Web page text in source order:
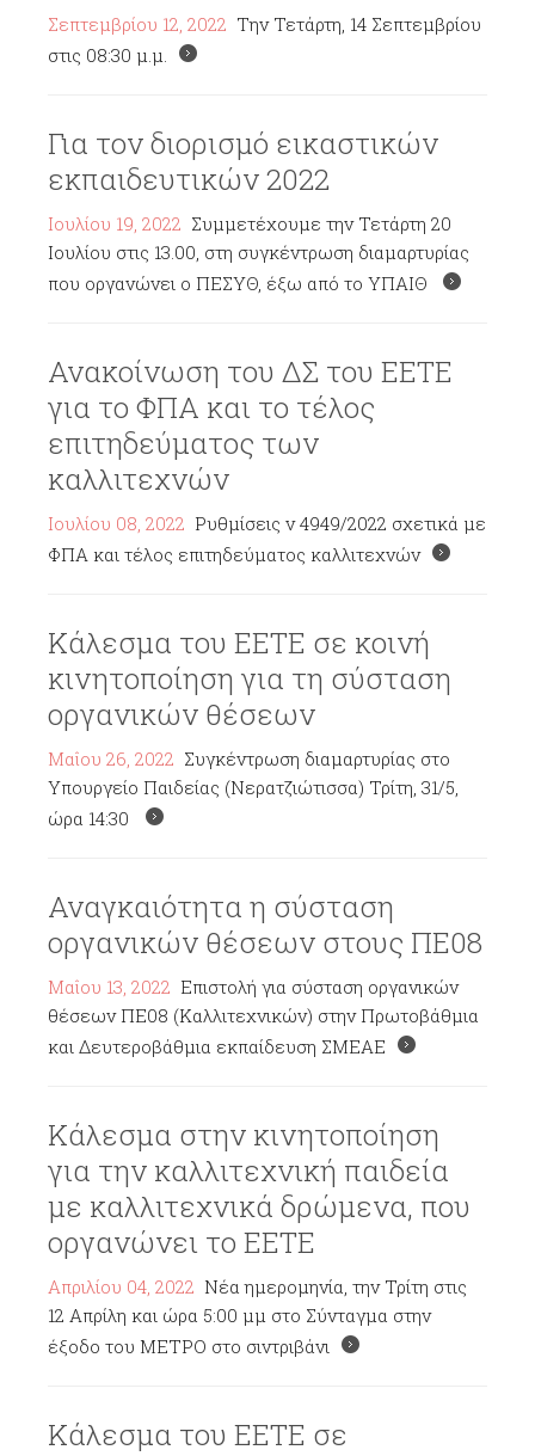
Σεπτεμβρίου 12, 2022 Την Τετάρτη, 14 Σεπτεμβρίου
στις 08:30 μ.μ.
Για τον διορισμό εικαστικών
εκπαιδευτικών 2022
Ιουλίου 19, 2022 Συμμετέχουμε την Τετάρτη 20
Ιουλίου στις 13.00, στη συγκέντρωση διαμαρτυρίας
που οργανώνει ο ΠΕΣΥΘ, έξω από το ΥΠΑΙΘ
Ανακοίνωση του ΔΣ του ΕΕΤΕ
για το ΦΠΑ και το τέλος
επιτηδεύματος των
καλλιτεχνών
Ιουλίου 08, 2022 Ρυθμίσεις ν 4949/2022 σχετικά με
ΦΠΑ και τέλος επιτηδεύματος καλλιτεχνών
Κάλεσμα του ΕΕΤΕ σε κοινή
κινητοποίηση για τη σύσταση
οργανικών θέσεων
Μαΐου 26, 2022 Συγκέντρωση διαμαρτυρίας στο
Υπουργείο Παιδείας (Νερατζιώτισσα) Τρίτη, 31/5,
ώρα 14:30
Αναγκαιότητα η σύσταση
οργανικών θέσεων στους ΠΕ08
Μαΐου 13, 2022 Επιστολή για σύσταση οργανικών
θέσεων ΠΕ08 (Καλλιτεχνικών) στην Πρωτοβάθμια
και Δευτεροβάθμια εκπαίδευση ΣΜΕΑΕ
Κάλεσμα στην κινητοποίηση
για την καλλιτεχνική παιδεία
με καλλιτεχνικά δρώμενα, που
οργανώνει το ΕΕΤΕ
Απριλίου 04, 2022 Νέα ημερομηνία, την Τρίτη στις
12 Απρίλη και ώρα 5:00 μμ στο Σύνταγμα στην
έξοδο του ΜΕΤΡΟ στο σιντριβάνι
Κάλεσμα του ΕΕΤΕ σε